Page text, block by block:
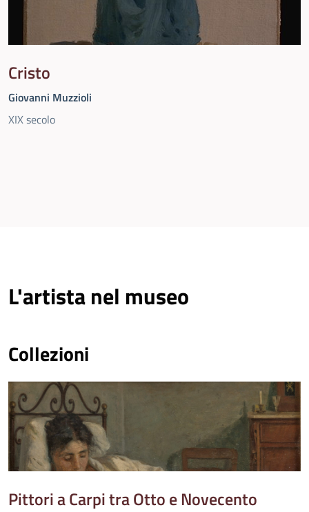
Cristo
Giovanni Muzzioli
XIX secolo
L'artista nel museo
Collezioni
Pittori a Carpi tra Otto e Novecento